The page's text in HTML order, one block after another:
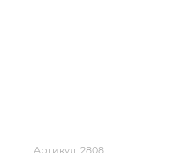
Артикул: 2808